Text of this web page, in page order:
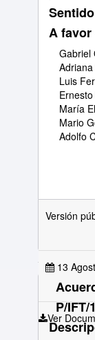
A favor
Gabriel
Luis
María
Mario
Adolfo
Versión
13
Ver
P/IFT/